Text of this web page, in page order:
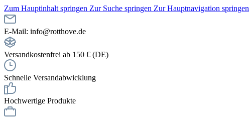
Zum Hauptinhalt springen Zur Suche springen Zur Hauptnavigation springen
E-Mail: info@rotthove.de
Versandkostenfrei ab 150 € (DE)
Schnelle Versandabwicklung
Hochwertige Produkte